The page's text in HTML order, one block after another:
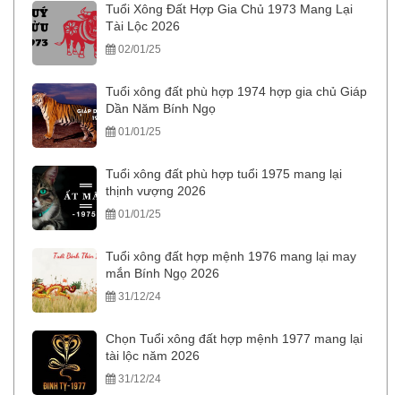
Tuổi Xông Đất Hợp Gia Chủ 1973 Mang Lại
Tài Lộc 2026
02/01/25
Tuổi xông đất phù hợp 1974 hợp gia chủ Giáp
Dần Năm Bính Ngọ
01/01/25
Tuổi xông đất phù hợp tuổi 1975 mang lại
thịnh vượng 2026
01/01/25
Tuổi xông đất hợp mệnh 1976 mang lại may
mắn Bính Ngọ 2026
31/12/24
Chọn Tuổi xông đất hợp mệnh 1977 mang lại
tài lộc năm 2026
31/12/24